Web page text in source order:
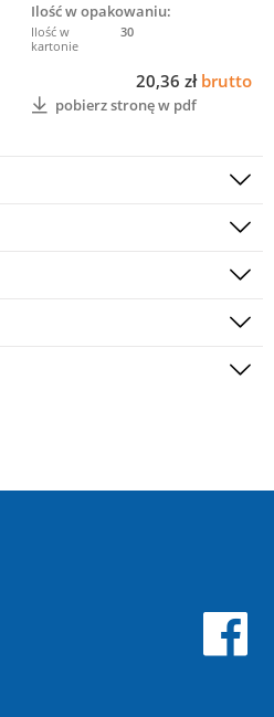
Ilość w opakowaniu:
30
20,36 zł brutto
pobierz stronę w pdf